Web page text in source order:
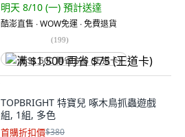
明天 8/10 (一) 預計送達
酷澎直售 ∙ WOW免運 ∙ 免費退貨
(199)
满 $1,500 再省 $75 (王道卡)
TOPBRIGHT 特寶兒 啄木鳥抓蟲遊戲
組, 1組, 多色
首購折扣價$380